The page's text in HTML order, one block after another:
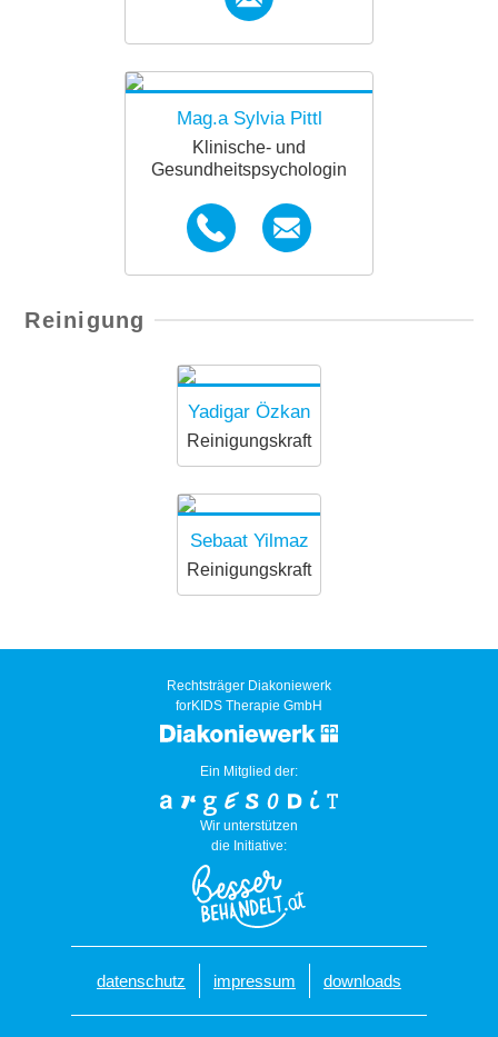
forkids.innsbruck@diakoni
Mag.a Sylvia Pittl
Klinische- und
Gesundheitspsychologin
Reinigung
Yadigar Özkan
Reinigungskraft
Sebaat Yilmaz
Reinigungskraft
Rechtsträger Diakoniewerk
forKIDS Therapie GmbH
Ein Mitglied der:
Wir unterstützen
die Initiative:
datenschutz impressum downloads